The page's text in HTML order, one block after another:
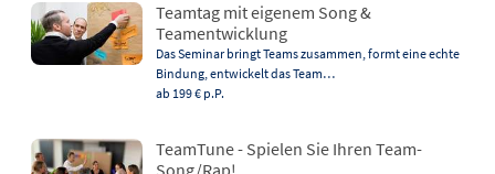
Teamtag mit eigenem Song &
Teamentwicklung
Das Seminar bringt Teams zusammen, formt eine echte
Bindung, entwickelt das Team…
ab 199 € p.P.
TeamTune - Spielen Sie Ihren Team-
Song/Rap!